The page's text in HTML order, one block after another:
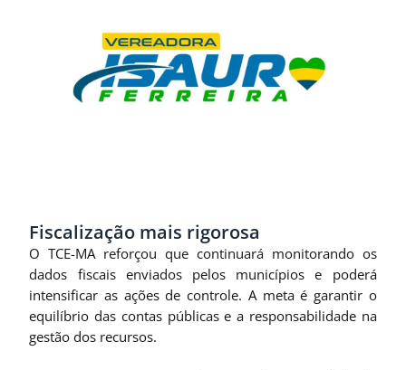
Fiscalização mais rigorosa
O TCE-MA reforçou que continuará monitorando os
dados fiscais enviados pelos municípios e poderá
intensificar as ações de controle. A meta é garantir o
equilíbrio das contas públicas e a responsabilidade na
gestão dos recursos.